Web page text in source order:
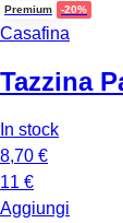
Premium -20%
Casafina
Tazzina
In stock
8,70 €
11 €
Aggiungi